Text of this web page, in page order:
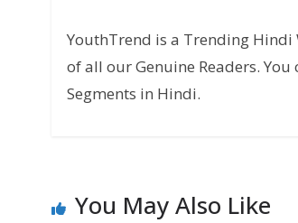
YouthTrend is a Trending
of all our Genuine Readers.
Segments in Hindi.
You May Also Like